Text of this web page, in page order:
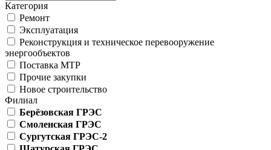
Категория
Ремонт
Эксплуатация
Реконструкция и техническое перевооружение
энергообъектов
Поставка МТР
Прочие закупки
Новое строительство
Филиал
Берёзовская ГРЭС
Смоленская ГРЭС
Сургутская ГРЭС-2